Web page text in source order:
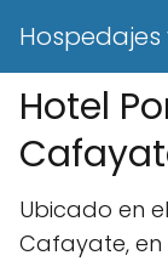
Hospedajes
Hotel
Ubicado en
Cafayate,